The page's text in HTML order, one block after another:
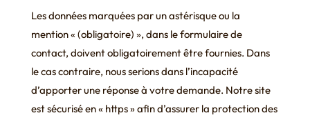
Les données marquées par un astérisque ou la
mention « (obligatoire) », dans le formulaire de
contact, doivent obligatoirement être fournies. Dans
le cas contraire, nous serions dans l’incapacité
d’apporter une réponse à votre demande. Notre site
est sécurisé en « https » afin d’assurer la protection des